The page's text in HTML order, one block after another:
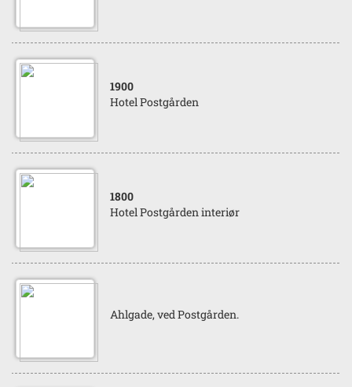
1900
Hotel Postgården
1800
Hotel Postgården interiør
Ahlgade, ved Postgården.